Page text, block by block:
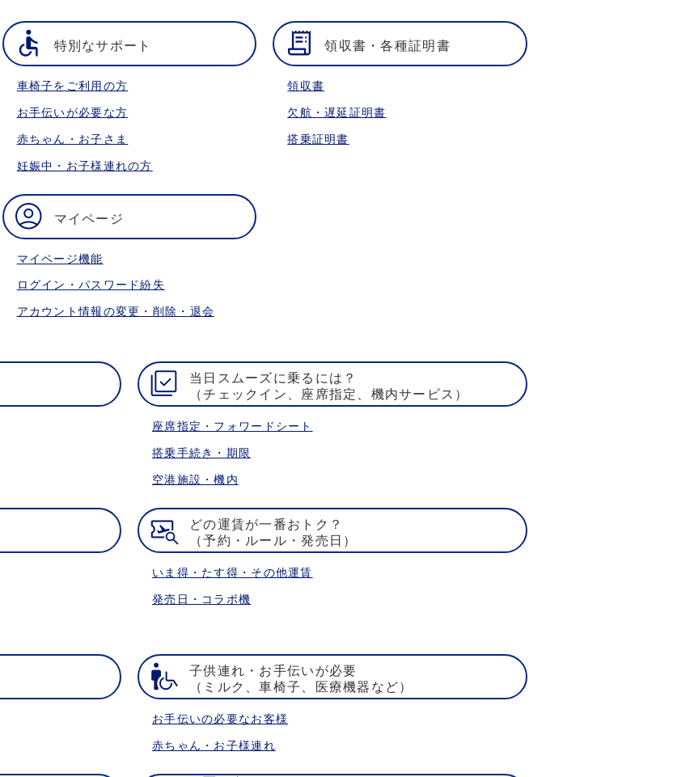
特別なサポート
車椅子をご利用の方
お手伝いが必要な方
赤ちゃん・お子さま
妊娠中・お子様連れの方
領収書・各種証明書
領収書
欠航・遅延証明書
搭乗証明書
マイページ
マイページ機能
ログイン・パスワード紛失
アカウント情報の変更・削除・退会
当日スムーズに乗るには？
（チェックイン、座席指定、機内サービス）
座席指定・フォワードシート
搭乗手続き・期限
空港施設・機内
どの運賃が一番おトク？
（予約・ルール・発売日）
いま得・たす得・その他運賃
発売日・コラボ機
子供連れ・お手伝いが必要
（ミルク、車椅子、医療機器など）
お手伝いの必要なお客様
赤ちゃん・お子様連れ